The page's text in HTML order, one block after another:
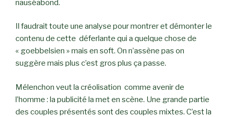
nauséabond.
Il faudrait toute une analyse pour montrer et démonter le
contenu de cette déferlante qui a quelque chose de
« goebbelsien » mais en soft. On n’assène pas on
suggère mais plus c’est gros plus ça passe.
Mélenchon veut la créolisation comme avenir de
l’homme : la publicité la met en scène. Une grande partie
des couples présentés sont des couples mixtes. C’est la